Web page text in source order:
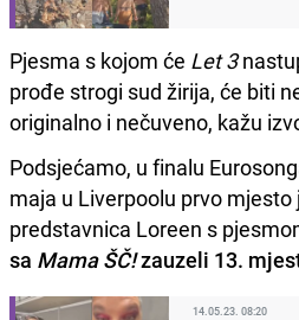
Pjesma s kojom će Let 3
prođe strogi sud žirija, će biti
originalno i nečuveno, kažu
Podsjećamo, u finalu
maja u Liverpoolu prvo mjesto
predstavnica Loreen s
sa Mama ŠČ!zauzeli 13.
14.05.23. 08:20